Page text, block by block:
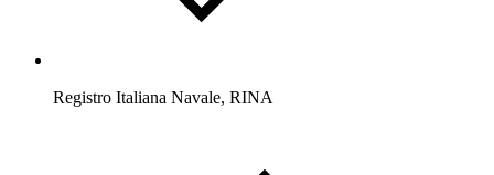
Registro Italiana Navale, RINA